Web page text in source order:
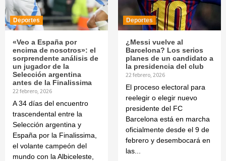
Deportes
«Veo a España por
encima de nosotros»: el
sorprendente análisis de
un jugador de la
Selección argentina
antes de la Finalissima
22 febrero, 2026
A 34 días del encuentro
trascendental entre la
Selección argentina y
España por la Finalissima,
el volante campeón del
mundo con la Albiceleste,
Deportes
¿Messi vuelve al
Barcelona? Los serios
planes de un candidato a
la presidencia del club
22 febrero, 2026
El proceso electoral para
reelegir o elegir nuevo
presidente del FC
Barcelona está en marcha
oficialmente desde el 9 de
febrero y desembocará en
las...